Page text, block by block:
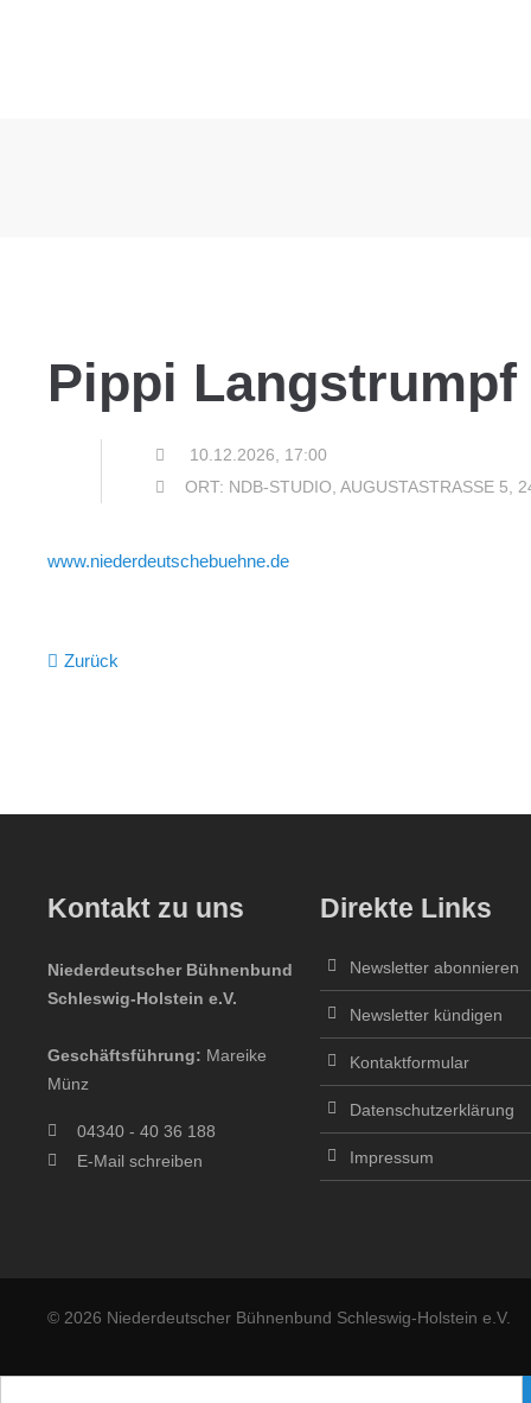
Pippi Langstrumpf
10.12.2026, 17:00
ORT: NDB-STUDIO, AUGUSTASTRASSE 5,
www.niederdeutschebuehne.de
Zurück
Kontakt zu uns
Niederdeutscher Bühnenbund
Schleswig-Holstein e.V.
Geschäftsführung: Mareike
Münz
04340 - 40 36 188
E-Mail schreiben
Direkte Links
Newsletter abonnieren
Newsletter kündigen
Kontaktformular
Datenschutzerklärung
Impressum
© 2026 Niederdeutscher Bühnenbund Schleswig-Holstein e.V.